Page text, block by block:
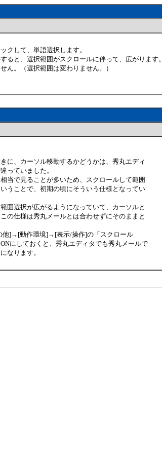
クして、単語選択します。
ると、選択範囲がスクロールに伴って、広がります。
ん。（選択範囲は変わりません。）
に、カーソル移動するかどうかは、秀丸エディ
っていました。
当で見ることが多いため、スクロールして範囲
うことで、初期の頃にそういう仕様となってい
囲選択が広がるようになっていて、カーソルと
の仕様は秀丸メールとは合わせずにそのままと
他]→[動作環境]→[表示/操作]の「スクロール
にしておくと、秀丸エディタでも秀丸メールで
なります。